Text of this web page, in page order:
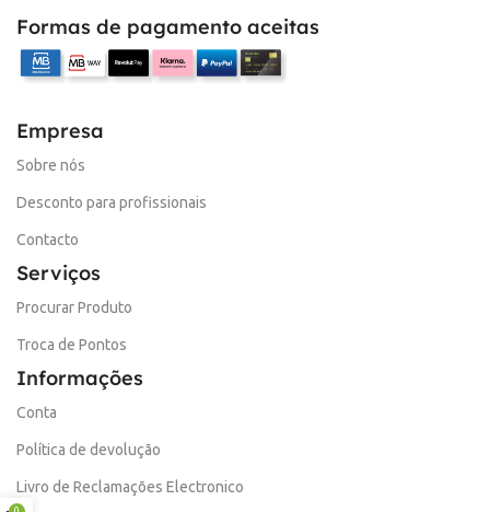
Formas de pagamento aceitas
Empresa
Sobre nós
Desconto para profissionais
Contacto
Serviços
Procurar Produto
Troca de Pontos
Informações
Conta
Política de devolução
Livro de Reclamações Electronico